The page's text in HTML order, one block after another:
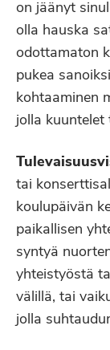
on jäänyt
olla hauska
odottamaton
pukea
kohtaaminen
jolla kuuntelet
tai
koulupäivän
paikallisen
syntyä
yhteistyöstä
välillä, tai
jolla